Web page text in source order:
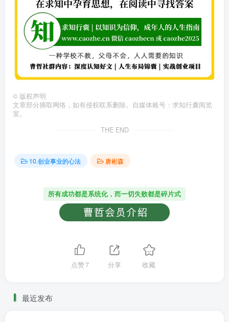
© 版权声明
文章部分摘取网络，如有侵权联系删除。自媒体账号：求知行囊阅览
室。
THE END
10.创业事业的心法 唐彬森
所有成功都是系统化，而一切失败都是碎片式
点赞7 分享 收藏
最近发布